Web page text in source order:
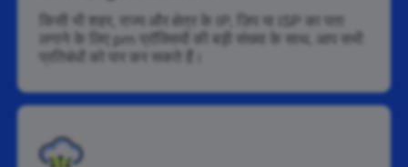
किसी भी शहर, राज्य और क्षेत्र के IP, ज़िप या ISP का पता
लगाने के लिए pm प्रॉक्सियों की बड़ी संख्या के साथ, आप सभी
प्रतिबंधों को पार कर सकते हैं।